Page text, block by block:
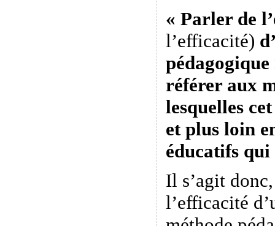
« Parler de
l’efficacité)
pédagogique
référer aux
lesquelles
et plus loin
éducatifs qui
Il s’agit
l’efficacité